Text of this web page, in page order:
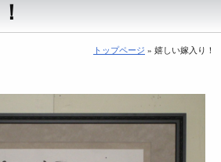
トップページ » 嬉しい嫁入り！